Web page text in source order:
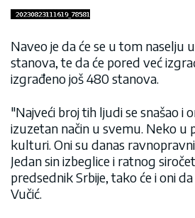
Naveo je da će se u tom naselju
stanova, te da će pored već
izgrađeno još 480 stanova.
"Najveći broj tih ljudi se snašao i
izuzetan način u svemu. Neko u
kulturi. Oni su danas
Jedan sin izbeglice i ratnog
predsednik Srbije, tako će i oni
Vučić.